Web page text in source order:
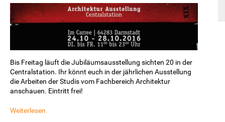
Bis Freitag läuft die Jubiläumsausstellung sichten 20 in der
Centralstation. Ihr könnt euch in der jährlichen Ausstellung
die Arbeiten der Studis vom Fachbereich Architektur
anschauen. Eintritt frei!
Weiterlesen